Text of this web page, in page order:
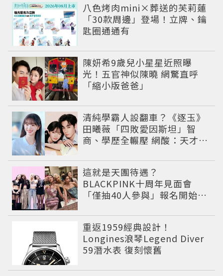
八色烤肉mini×葬送的芙莉蓮
「30款周邊」登場！立牌、鑰
匙圈通通有
陳妍希9歲兒小星星近照曝
光！五官神似陳曉 網驚直呼
「縮小版爸爸」
清純學霸人設翻車？《逐玉》
田曦薇「四敗愛因斯坦」智
商、學歷全輾壓 網酸：天才全
這就是天團待遇？
BLACKPINK十周年見面會
「僅抽40人參與」報名開始到
重返1959經典設計！
Longines浪琴Legend Diver
59潛水表 復刻懷舊